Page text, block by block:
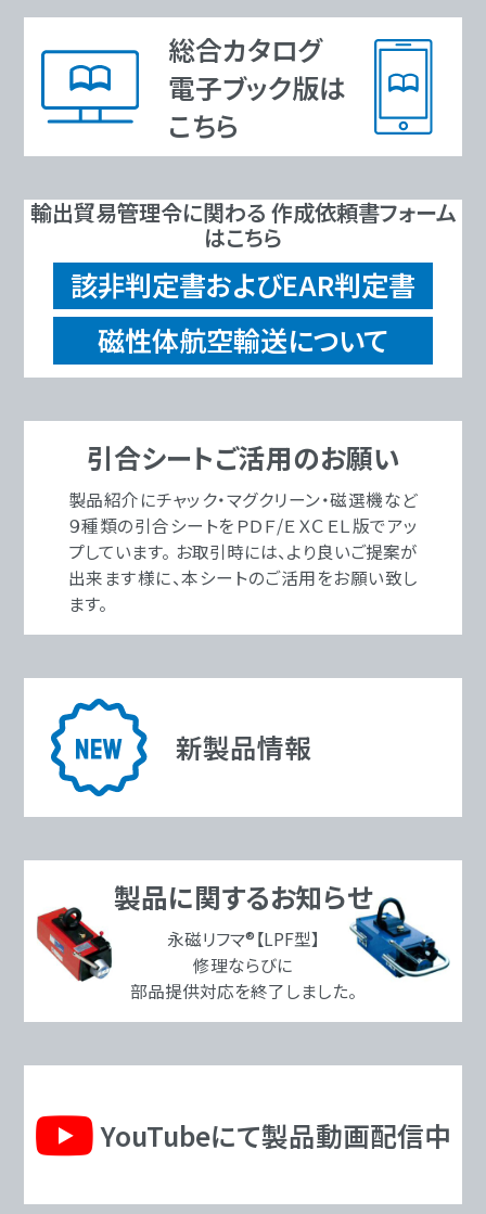
総合カタログ
電子ブック版は
こちら
輸出貿易管理令に関わる 作成依頼書フォーム
はこちら
該非判定書およびEAR判定書
磁性体航空輸送について
引合シートご活用のお願い
製品紹介にチャック・マグクリーン・磁選機など
９種類の引合シートをＰＤＦ/ＥＸＣＥＬ版でアッ
プしています。 お取引時には、より良いご提案が
出来ます様に、本シートのご活用をお願い致し
ます。
新製品情報
製品に関するお知らせ
永磁リフマ®【LPF型】
修理ならびに
部品提供対応を終了しました。
YouTubeにて製品動画配信中